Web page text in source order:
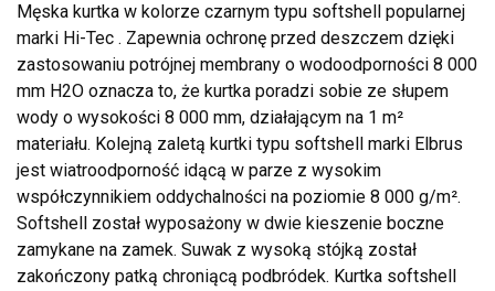
Męska kurtka w kolorze czarnym typu softshell popularnej
marki Hi-Tec . Zapewnia ochronę przed deszczem dzięki
zastosowaniu potrójnej membrany o wodoodporności 8 000
mm H2O oznacza to, że kurtka poradzi sobie ze słupem
wody o wysokości 8 000 mm, działającym na 1 m²
materiału. Kolejną zaletą kurtki typu softshell marki Elbrus
jest wiatroodporność idącą w parze z wysokim
współczynnikiem oddychalności na poziomie 8 000 g/m².
Softshell został wyposażony w dwie kieszenie boczne
zamykane na zamek. Suwak z wysoką stójką został
zakończony patką chroniącą podbródek. Kurtka softshell